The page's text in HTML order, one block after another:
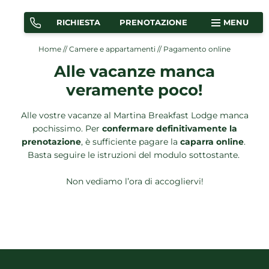
RICHIESTA PRENOTAZIONE MENU
CAMERE APPARTAMENTI
OFFERTE COME ARRIVARE
Camere e appartamenti
Home //Camere e appartamenti // Pagamento online
Alle vacanze manca
veramente poco!
Alle vostre vacanze al Martina Breakfast Lodge manca
pochissimo. Per confermare definitivamente la
prenotazione, è sufficiente pagare la caparra online.
Basta seguire le istruzioni del modulo sottostante.
Non vediamo l’ora di accogliervi!